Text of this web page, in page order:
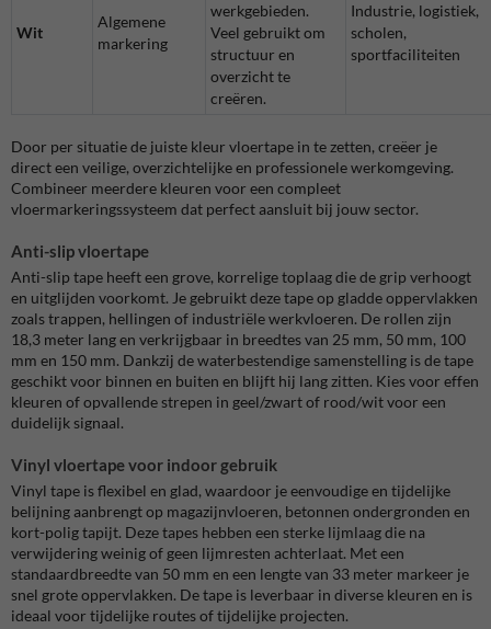
Wit
Algemene
markering
werkgebieden.
Veel gebruikt om
structuur en
overzicht te
creëren.
Industrie, logistiek,
scholen,
sportfaciliteiten
Door per situatie de juiste kleur vloertape in te zetten, creëer je
direct een veilige, overzichtelijke en professionele werkomgeving.
Combineer meerdere kleuren voor een compleet
vloermarkeringssysteem dat perfect aansluit bij jouw sector.
Anti-slip vloertape
Anti-slip tape heeft een grove, korrelige toplaag die de grip verhoogt
en uitglijden voorkomt. Je gebruikt deze tape op gladde oppervlakken
zoals trappen, hellingen of industriële werkvloeren. De rollen zijn
18,3 meter lang en verkrijgbaar in breedtes van 25 mm, 50 mm, 100
mm en 150 mm. Dankzij de waterbestendige samenstelling is de tape
geschikt voor binnen en buiten en blijft hij lang zitten. Kies voor effen
kleuren of opvallende strepen in geel/zwart of rood/wit voor een
duidelijk signaal.
Vinyl vloertape voor indoor gebruik
Vinyl tape is flexibel en glad, waardoor je eenvoudige en tijdelijke
belijning aanbrengt op magazijnvloeren, betonnen ondergronden en
kort-polig tapijt. Deze tapes hebben een sterke lijmlaag die na
verwijdering weinig of geen lijmresten achterlaat. Met een
standaardbreedte van 50 mm en een lengte van 33 meter markeer je
snel grote oppervlakken. De tape is leverbaar in diverse kleuren en is
ideaal voor tijdelijke routes of tijdelijke projecten.